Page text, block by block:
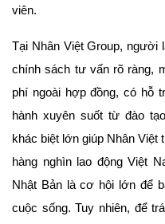
viên.
Tại Nhân Việt Group, người
chính sách tư vấn rõ ràng,
phí ngoài hợp đồng, có hỗ
hành xuyên suốt từ đào
khác biệt lớn giúp Nhân Việt
hàng nghìn lao động Việt
Nhật Bản là cơ hội lớn để
cuộc sống. Tuy nhiên, để